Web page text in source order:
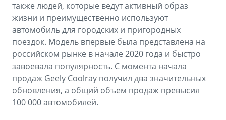
также людей, которые ведут активный образ
жизни и преимущественно используют
автомобиль для городских и пригородных
поездок. Модель впервые была представлена на
российском рынке в начале 2020 года и быстро
завоевала популярность. С момента начала
продаж Geely Coolray получил два значительных
обновления, а общий объем продаж превысил
100 000 автомобилей.